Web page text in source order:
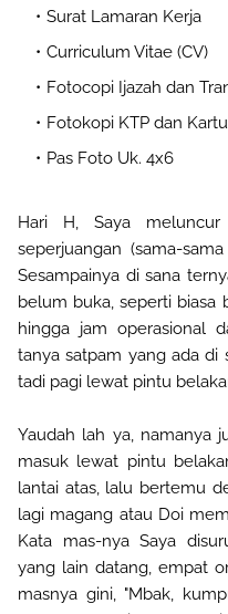
Surat Lamaran Kerja
Curriculum Vitae (CV)
Fotocopi Ijazah dan
Fotokopi KTP dan
Pas Foto Uk. 4x6
Hari H, Saya
seperjuangan (sama-
Sesampainya di sana
belum buka, seperti biasa
hingga jam operasional
tanya satpam yang ada di
tadi pagi lewat pintu
Yaudah lah ya, namanya
masuk lewat pintu
lantai atas, lalu bertemu
lagi magang atau Doi
Kata mas-nya Saya
yang lain datang, empat
masnya gini, "Mbak,